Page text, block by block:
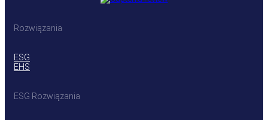
Rozwiązania
ESG
EHS
ESG Rozwiązania